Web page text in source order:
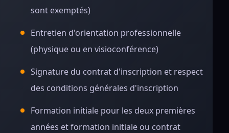
sont exemptés)
Entretien d'orientation professionnelle
(physique ou en visioconférence)
Signature du contrat d'inscription et respect
des conditions générales d'inscription
Formation initiale pour les deux premières
années et formation initiale ou contrat